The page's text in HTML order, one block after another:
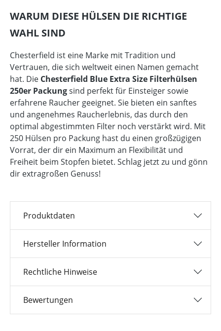
WARUM DIESE HÜLSEN DIE RICHTIGE
WAHL SIND
Chesterfield ist eine Marke mit Tradition und
Vertrauen, die sich weltweit einen Namen gemacht
hat. Die Chesterfield Blue Extra Size Filterhülsen
250er Packungsind perfekt für Einsteiger sowie
erfahrene Raucher geeignet. Sie bieten ein sanftes
und angenehmes Raucherlebnis, das durch den
optimal abgestimmten Filter noch verstärkt wird. Mit
250 Hülsen pro Packung hast du einen großzügigen
Vorrat, der dir ein Maximum an Flexibilität und
Freiheit beim Stopfen bietet. Schlag jetzt zu und gönn
dir extragroßen Genuss!
Produktdaten
Hersteller Information
Rechtliche Hinweise
Bewertungen